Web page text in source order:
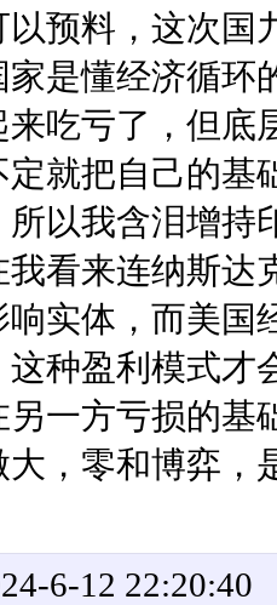
预料，这次国
家是懂经济循
吃亏了，但底
就把自己的基
以我含泪增持
看来连纳斯达
实体，而美国
种盈利模式才
一方亏损的基
，零和博弈，
6-12 22:20:40